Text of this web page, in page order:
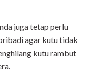
juga tetap perlu
agar kutu tidak
kutu rambut